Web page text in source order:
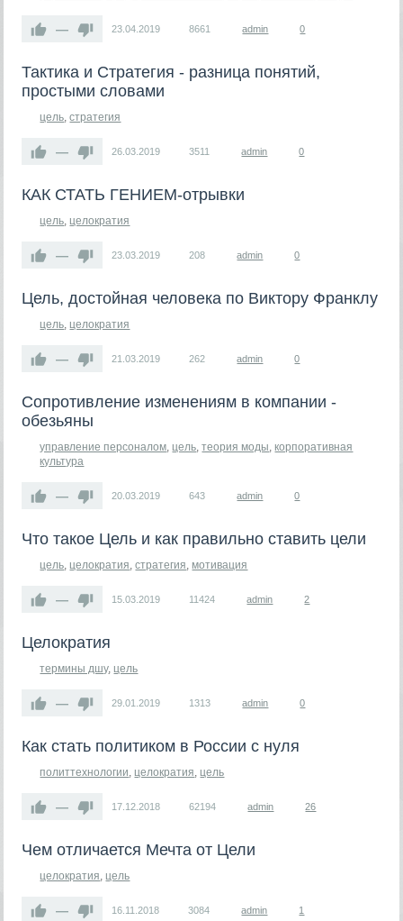
— 23.04.2019 8661 admin 0
Тактика и Стратегия - разница понятий,
простыми словами
цель,стратегия
— 26.03.2019 3511 admin 0
​КАК СТАТЬ ГЕНИЕМ-отрывки
цель, целократия
— 23.03.2019 208 admin 0
Цель, достойная человека по Виктору Франклу
цель, целократия
— 21.03.2019 262 admin 0
Сопротивление изменениям в компании -
обезьяны
управление персоналом, цель,теория моды,корпоративная
культура
— 20.03.2019 643 admin 0
Что такое Цель и как правильно ставить цели
цель, целократия,стратегия, мотивация
— 15.03.2019 11424 admin 2
​Целократия
термины дшу, цель
— 29.01.2019 1313 admin 0
Как стать политиком в России с нуля
политтехнологии, целократия, цель
— 17.12.2018 62194 admin 26
Чем отличается Мечта от Цели
целократия, цель
— 16.11.2018 3084 admin 1